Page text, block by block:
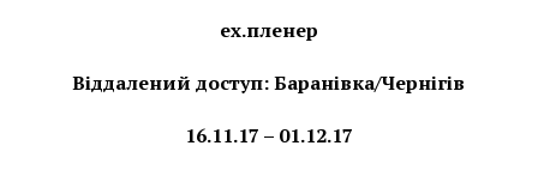
еx.пленер
Віддалений доступ: Баранівка/Чернігів
16.11.17 – 01.12.17